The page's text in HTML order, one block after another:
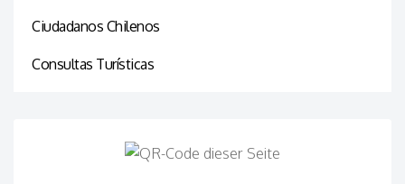
Ciudadanos Chilenos
Consultas Turísticas